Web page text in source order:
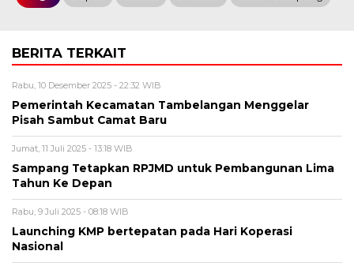
BERITA TERKAIT
Rabu, 10 Desember 2025 - 22:32 WIB
Pemerintah Kecamatan Tambelangan Menggelar
Pisah Sambut Camat Baru
Jumat, 11 Juli 2025 - 13:18 WIB
Sampang Tetapkan RPJMD untuk Pembangunan Lima
Tahun Ke Depan
Rabu, 9 Juli 2025 - 08:18 WIB
Launching KMP bertepatan pada Hari Koperasi
Nasional